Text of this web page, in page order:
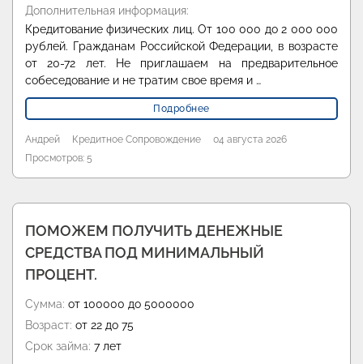
Дополнительная информация:
Кредитование физических лиц. От 100 000 до 2 000 000
рублей. Гражданам Российской Федерации, в возрасте
от 20-72 лет. Не приглашаем на предварительное
собеседование и не тратим свое время и …
Подробнее
Андрей Кредитное Сопровождение
04 августа 2026
Просмотров: 5
ПОМОЖЕМ ПОЛУЧИТЬ ДЕНЕЖНЫЕ
СРЕДСТВА ПОД МИНИМАЛЬНЫЙ
ПРОЦЕНТ.
Сумма: от 100000 до 5000000
Возраст: от 22 до 75
Срок займа: 7 лет